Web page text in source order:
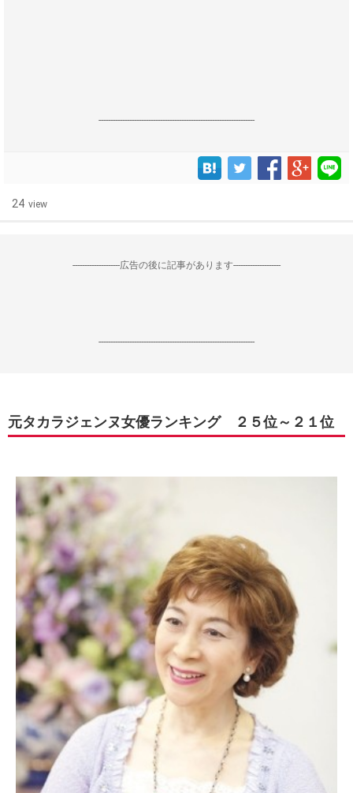
------------------------------------------------------------------
24 view
--------------------広告の後に記事があります--------------------
------------------------------------------------------------------
元タカラジェンヌ女優ランキング ２５位～２１位